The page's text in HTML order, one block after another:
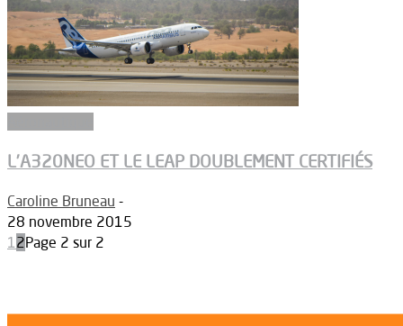
L’A320NEO ET LE LEAP DOUBLEMENT CERTIFIÉS
Caroline Bruneau -
28 novembre 2015
12Page 2 sur 2